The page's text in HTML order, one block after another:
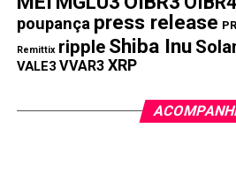
seu dinheiro desvalorizar 95%
poupança press release
Remittix ripple Shiba Inu
VALE3 VVAR3 XRP